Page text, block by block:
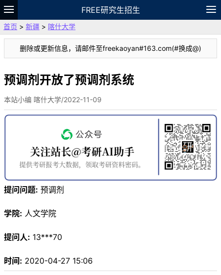
FREE研究生招生
题库
故事 专题
VIP
资料
首页 > 新疆 > 喀什大学
删除或更新信息，请邮件至freekaoyan#163.com(#换成@)
预调剂开放了预调剂系统
本站小编 喀什大学/2022-11-09
提问问题: 预调剂
学院: 人文学院
提问人: 13***70
时间: 2020-04-27 15:06